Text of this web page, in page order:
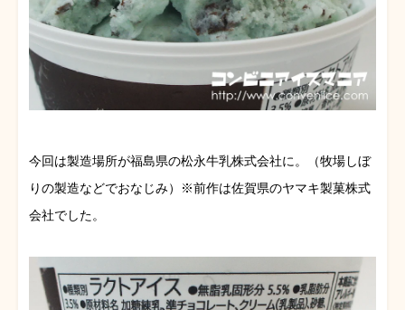
今回は製造場所が福島県の松永牛乳株式会社に。（牧場しぼ
りの製造などでおなじみ）※前作は佐賀県のヤマキ製菓株式
会社でした。